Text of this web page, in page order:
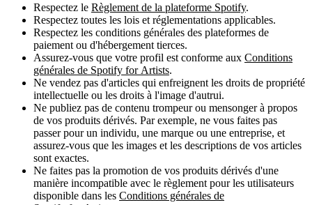
Respectez le Règlement de la plateforme Spotify.
Respectez toutes les lois et réglementations applicables.
Respectez les conditions générales des plateformes de
paiement ou d'hébergement tierces.
Assurez-vous que votre profil est conforme aux Conditions
générales de Spotify for Artists.
Ne vendez pas d'articles qui enfreignent les droits de propriété
intellectuelle ou les droits à l'image d'autrui.
Ne publiez pas de contenu trompeur ou mensonger à propos
de vos produits dérivés. Par exemple, ne vous faites pas
passer pour un individu, une marque ou une entreprise, et
assurez-vous que les images et les descriptions de vos articles
sont exactes.
Ne faites pas la promotion de vos produits dérivés d'une
manière incompatible avec le règlement pour les utilisateurs
disponible dans les Conditions générales de